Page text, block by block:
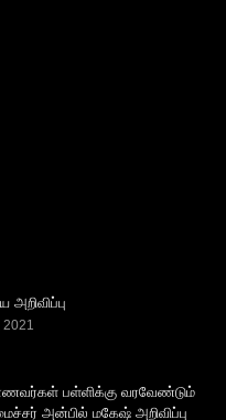
அறிவிப்பு
2021
பள்ளிக்கு வரவேண்டும்
அன்பில் மகேஷ் அறிவிப்பு